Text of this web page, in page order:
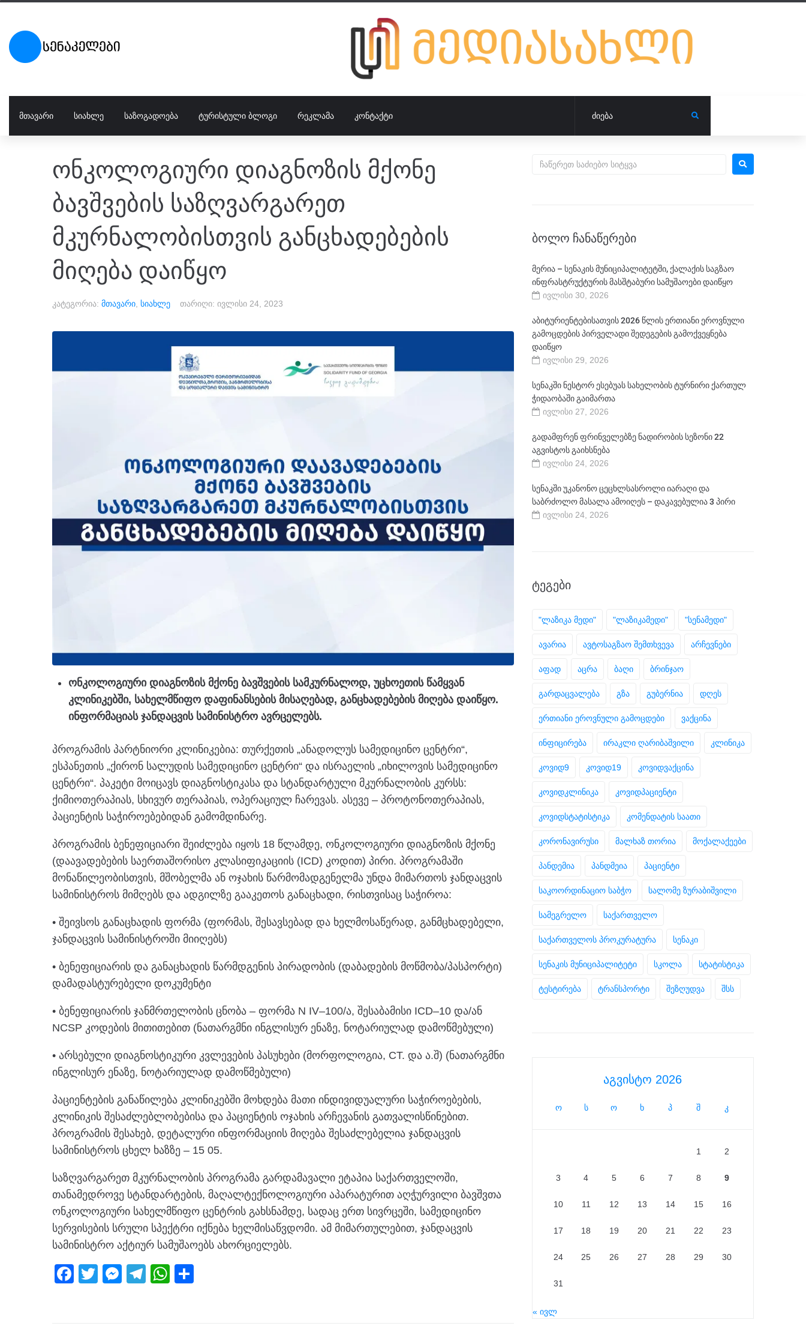
ᲛᲗᲐᲕᲐᲠᲘ ᲡᲘᲐᲮᲚᲔ ᲡᲐᲖᲝᲒᲐᲓᲝᲔᲑᲐ ᲢᲣᲠᲘᲡᲢᲣᲚᲘ ᲑᲚᲝᲒᲘ ᲠᲔᲙᲚᲐᲛᲐ ᲙᲝᲜᲢᲐᲥᲢᲘ
ონკოლოგიური დიაგნოზის მქონე
ბავშვების საზღვარგარეთ
მკურნალობისთვის განცხადებების
მიღება დაიწყო
კატეგორია: მთავარი სიახლე თარიღი: ივლისი 24, 2023
ონკოლოგიური დიაგნოზის მქონე ბავშვების სამკურნალოდ, უცხოეთის წამყვან
კლინიკებში, სახელმწიფო დაფინანსების მისაღებად, განცხადებების მიღება დაიწყო.
ინფორმაციას ჯანდაცვის სამინისტრო ავრცელებს.
პროგრამის პარტნიორი კლინიკებია: თურქეთის „ანადოლუს სამედიცინო ცენტრი“,
ესპანეთის „ქირონ სალუდის სამედიცინო ცენტრი“ და ისრაელის „იხილოვის სამედიცინო
ცენტრი“. პაკეტი მოიცავს დიაგნოსტიკასა და სტანდარტული მკურნალობის კურსს:
ქიმიოთერაპიას, სხივურ თერაპიას, ოპერაციულ ჩარევას. ასევე – პროტონოთერაპიას,
პაციენტის საჭიროებებიდან გამომდინარე.
პროგრამის ბენეფიციარი შეიძლება იყოს 18 წლამდე, ონკოლოგიური დიაგნოზის მქონე
(დაავადებების საერთაშორისო კლასიფიკაციის (ICD) კოდით) პირი. პროგრამაში
მონაწილეობისთვის, მშობელმა ან ოჯახის წარმომადგენელმა უნდა მიმართოს ჯანდაცვის
სამინისტროს მიმღებს და ადგილზე გააკეთოს განაცხადი, რისთვისაც საჭიროა:
• შეივსოს განაცხადის ფორმა (ფორმას, შესავსებად და ხელმოსაწერად, განმცხადებელი,
ჯანდაცვის სამინისტროში მიიღებს)
• ბენეფიციარის და განაცხადის წარმდგენის პირადობის (დაბადების მოწმობა/პასპორტი)
დამადასტურებელი დოკუმენტი
• ბენეფიციარის ჯანმრთელობის ცნობა – ფორმა N IV–100/ა, შესაბამისი ICD–10 და/ან
NCSP კოდების მითითებით (ნათარგმნი ინგლისურ ენაზე, ნოტარიულად დამოწმებული)
• არსებული დიაგნოსტიკური კვლევების პასუხები (მორფოლოგია, CT. და ა.შ) (ნათარგმნი
ინგლისურ ენაზე, ნოტარიულად დამოწმებული)
პაციენტების განაწილება კლინიკებში მოხდება მათი ინდივიდუალური საჭიროებების,
კლინიკის შესაძლებლობებისა და პაციენტის ოჯახის არჩევანის გათვალისწინებით.
პროგრამის შესახებ, დეტალური ინფორმაციის მიღება შესაძლებელია ჯანდაცვის
სამინისტროს ცხელ ხაზზე – 15 05.
საზღვარგარეთ მკურნალობის პროგრამა გარდამავალი ეტაპია საქართველოში,
თანამედროვე სტანდარტების, მაღალტექნოლოგიური აპარატურით აღჭურვილი ბავშვთა
ონკოლოგიური სახელმწიფო ცენტრის გახსნამდე, სადაც ერთ სივრცეში, სამედიცინო
სერვისების სრული სპექტრი იქნება ხელმისაწვდომი. ამ მიმართულებით, ჯანდაცვის
სამინისტრო აქტიურ სამუშაოებს ახორციელებს.
F
T
M
T
W
ᲑᲝᲚᲝ ᲩᲐᲜᲐᲬᲔᲠᲔᲑᲘ
მერია – სენაკის მუნიციპალიტეტში, ქალაქის საგზაო
ინფრასტრუქტურის მასშტაბური სამუშაოები დაიწყო
ივლისი 30, 2026
აბიტურიენტებისათვის 2026 წლის ერთიანი ეროვნული
გამოცდების პირველადი შედეგების გამოქვეყნება
დაიწყო
ივლისი 29, 2026
სენაკში ნესტორ ესებუას სახელობის ტურნირი ქართულ
ჭიდაობაში გაიმართა
ივლისი 27, 2026
გადამფრენ ფრინველებზე ნადირობის სეზონი 22
აგვისტოს გაიხსნება
ივლისი 24, 2026
სენაკში უკანონო ცეცხლსასროლი იარაღი და
საბრძოლო მასალა ამოიღეს – დაკავებულია 3 პირი
ივლისი 24, 2026
ᲢᲔᲒᲔᲑᲘ
"ლაზიკა მედი" "ლაზიკამედი" "სენამედი"
ავარია ავტოსაგზაო შემთხვევა არჩევნები
აფად აცრა ბაღი ბრინჯაო
გარდაცვალება გზა გუბერნია დღეს
ერთიანი ეროვნული გამოცდები ვაქცინა
ინფიცირება ირაკლი ღარიბაშვილი კლინიკა
კოვიდ9 კოვიდ19 კოვიდვაქცინა
კოვიდკლინიკა კოვიდპაციენტი
კოვიდსტატისტიკა კომენდატის საათი
კორონავირუსი მალხაზ თორია მოქალაქეები
პანდემია პანდმეია პაციენტი
საკოორდინაციო საბჭო სალომე ზურაბიშვილი
სამეგრელო საქართველო
საქართველოს პროკურატურა სენაკი
სენაკის მუნიციპალიტეტი სკოლა სტატისტიკა
ტესტირება ტრანსპორტი შეზღუდვა შსს
აგვისტო 2026
ო ს ო ხ პ შ კ
1 2
3 4 5 6 7 8 9
10 11 12 13 14 15 16
17 18 19 20 21 22 23
24 25 26 27 28 29 30
31
« ივლ